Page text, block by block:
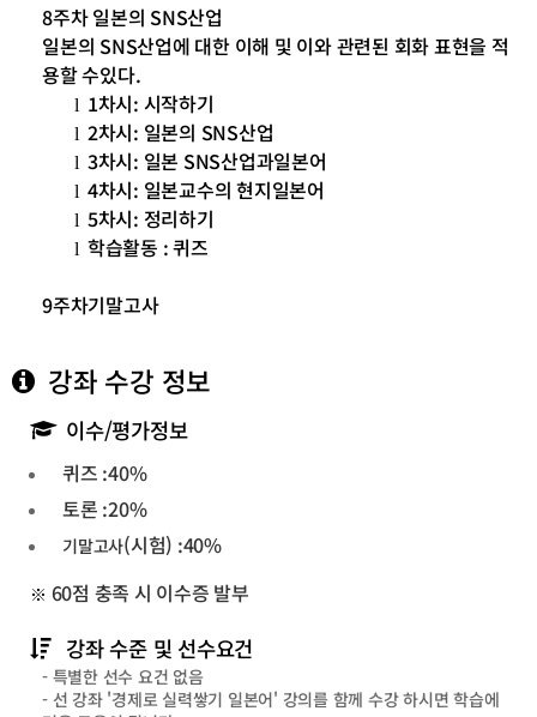
8주차 일본의 SNS산업
일본의 SNS산업에 대한 이해 및 이와 관련된 회화 표현을 적
용할 수있다.
l 1차시: 시작하기
l 2차시: 일본의 SNS산업
l 3차시: 일본 SNS산업과일본어
l 4차시: 일본교수의 현지일본어
l 5차시: 정리하기
l 학습활동 :퀴즈
9주차기말고사
강좌 수강 정보
이수/평가정보
퀴즈 :40%
토론 :20%
기말고사(시험) :40%
※ 60점 충족 시 이수증 발부
강좌 수준 및 선수요건
- 특별한 선수 요건 없음
- 선 강좌 '경제로 실력쌓기 일본어' 강의를 함께 수강 하시면 학습에